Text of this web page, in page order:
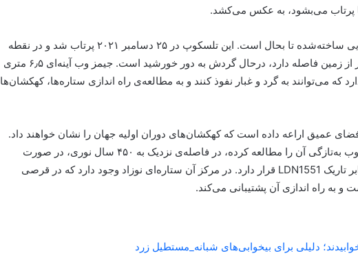
پرتاب می‌بشود، به عکس می‌کشد.
جیمز وب گسترش یافتهترین رصدخانه فضایی ساخته‌شده تا بحال است. این تلسکوپ در ۲۵ دسامبر ۲۰۲۱ پرتاب شد و در نقطه
دوم لاگرانژ که نزدیک به ۱٫۵ میلیون کیلومتر از زمین فاصله دارد، درحال گردش به دور خورشید است. جیمز وب آینه‌ای ۶٫۵ متری
می‌توانند به گرد و غبار نفوذ کنند و به مطالعه‌ی راه اندازی ستاره‌ها، کهکشان‌ها
عمیق اراعه داده است که کهکشان‌های دوران اولیه جهان را نشان خواهند داد.
منظومه‌ی ستاره‌ای جوان HH30 که جیمز وب به‌تازگی آن را مطالعه کرده، در فاصله‌ی نزدیک به ۴۵۰ سال نوری، در صورت
فلکی «گاو» یا «ثور» واقع شده است و در ابر تاریک LDN1551 قرار دارد. در مرکز آن ستاره‌ای نوزاد وجود دارد که در قرصی
و به راه اندازی آن پشتیبانی می‌کند.
دلیلی برای بیخوابی‌های شبانه_مستطیل زرد